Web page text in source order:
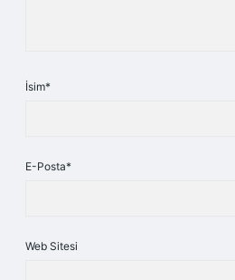
İsim*
E-Posta*
Web Sitesi